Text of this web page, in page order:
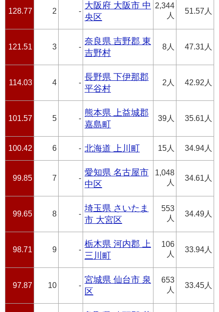
128.77 2 -
大阪府 大阪市 中
央区
2,344
人
51.57人
121.51 3 -
奈良県 吉野郡 東
吉野村
8人 47.31人
114.03 4 -
長野県 下伊那郡
平谷村
2人 42.92人
101.57 5 -
熊本県 上益城郡
嘉島町
39人 35.61人
100.42 6 - 北海道 上川町 15人 34.94人
99.85 7 -
愛知県 名古屋市
中区
1,048
人
34.61人
99.65 8 -
埼玉県 さいたま
市 大宮区
553
人
34.49人
98.71 9 -
栃木県 河内郡 上
三川町
106
人
33.94人
97.87 10 -
宮城県 仙台市 泉
区
653
人
33.45人